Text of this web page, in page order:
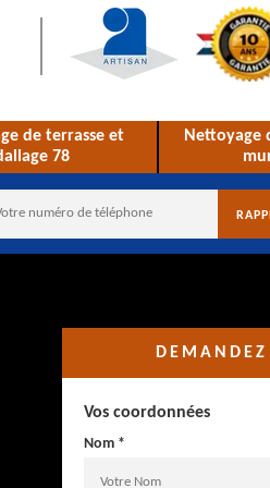
de terrasse et
78
Nettoyage
Vos coordonnées
Nom *